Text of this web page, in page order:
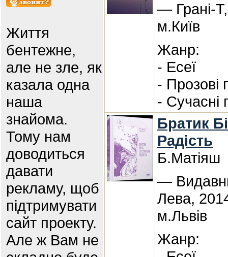
Життя
бентежне,
але не зле, як
казала одна
наша
знайома.
Тому нам
доводиться
давати
рекламу, щоб
підтримувати
сайт проекту.
Але ж Вам не
— Грані-
м.Київ
Жанр:
- Есеї
- Прозові
- Сучасні
Братик
Радість
Б.Матіяш
—
Лева,
м.Львів
Жанр: